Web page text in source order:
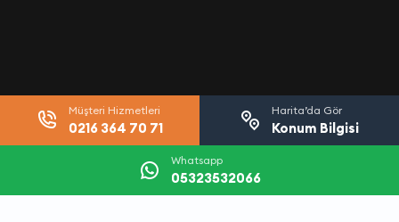
Müşteri Hizmetleri
0216 364 70 71
Harita’da Gör
Konum Bilgisi
Whatsapp
05323532066